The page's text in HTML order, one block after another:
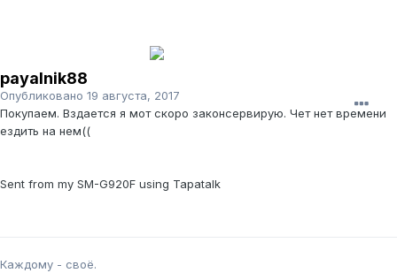
payalnik88
Опубликовано 19 августа, 2017
Покупаем. Вздается я мот скоро законсервирую. Чет нет времени
ездить на нем((
Sent from my SM-G920F using Tapatalk
Каждому - своё.